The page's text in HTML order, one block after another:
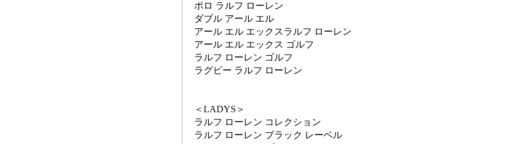
ポロ ラルフ ローレン
ダブル アール エル
アール エル エックスラルフ ローレン
アール エル エックス ゴルフ
ラルフ ローレン ゴルフ
ラグビー ラルフ ローレン
＜LADYS＞
ラルフ ローレン コレクション
ラルフ ローレン ブラック レーベル